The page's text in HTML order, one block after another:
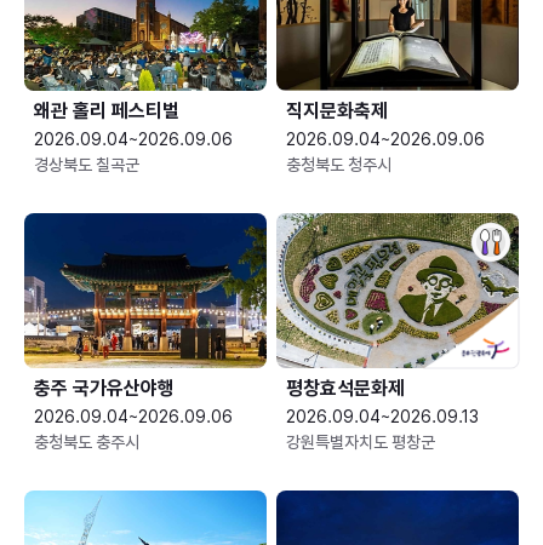
왜관 홀리 페스티벌
2026.09.04~2026.09.06
경상북도 칠곡군
직지문화축제
2026.09.04~2026.09.06
충청북도 청주시
충주 국가유산야행
2026.09.04~2026.09.06
충청북도 충주시
평창효석문화제
2026.09.04~2026.09.13
강원특별자치도 평창군